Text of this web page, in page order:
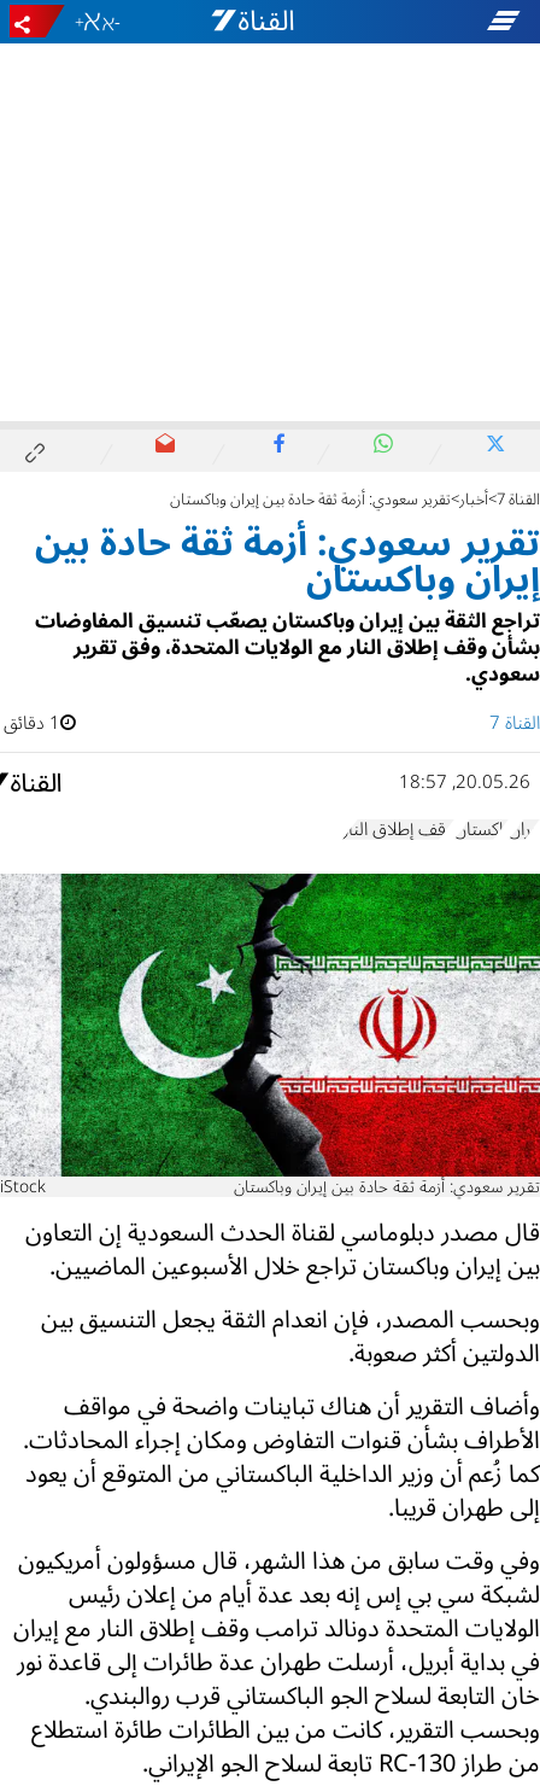
-
+
القناة 7 أخبار تقرير سعودي: أزمة ثقة حادة بين إيران وباكستان
تقرير سعودي: أزمة ثقة حادة بين
إيران وباكستان
تراجع الثقة بين إيران وباكستان يصعّب تنسيق المفاوضات
بشأن وقف إطلاق النار مع الولايات المتحدة، وفق تقرير
سعودي.
القناة 7
1 دقائق
20.05.26, 18:57
إيرانباكستان وقف إطلاق النار
تقرير سعودي: أزمة ثقة حادة بين إيران وباكستان iStock
قال مصدر دبلوماسي لقناة الحدث السعودية إن التعاون
بين إيران وباكستان تراجع خلال الأسبوعين الماضيين.
وبحسب المصدر، فإن انعدام الثقة يجعل التنسيق بين
الدولتين أكثر صعوبة.
وأضاف التقرير أن هناك تباينات واضحة في مواقف
الأطراف بشأن قنوات التفاوض ومكان إجراء المحادثات.
كما زُعم أن وزير الداخلية الباكستاني من المتوقع أن يعود
إلى طهران قريبا.
وفي وقت سابق من هذا الشهر، قال مسؤولون أمريكيون
لشبكة سي بي إس إنه بعد عدة أيام من إعلان رئيس
الولايات المتحدة دونالد ترامب وقف إطلاق النار مع إيران
في بداية أبريل، أرسلت طهران عدة طائرات إلى قاعدة نور
خان التابعة لسلاح الجو الباكستاني قرب روالبندي.
وبحسب التقرير، كانت من بين الطائرات طائرة استطلاع
من طراز RC-130 تابعة لسلاح الجو الإيراني.